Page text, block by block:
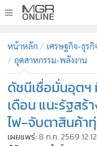
ทันเหตุการณ์
ภาคใต้
• ภูมิภาค
• Online Section
•
บันเทิง
• ผู้จัดการรายวัน
หน้าหลัก เศรษฐกิจ-ธุรกิ
อุตสาหกรรม-พลังงาน
ดัชนีเชื่อมั่นอุตฯ
เดือน แนะรัฐสร้
ไฟ-จับตาสินค้า
เผยแพร่: 8 ก.ค. 2569 12:12